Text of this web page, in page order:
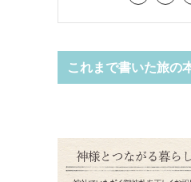
これまで書いた旅の